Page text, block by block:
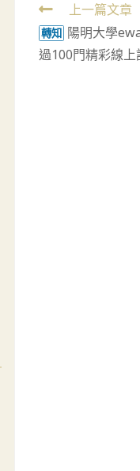
Read
more
articles
上一篇文章
轉知 陽明大學
過100門精彩線上